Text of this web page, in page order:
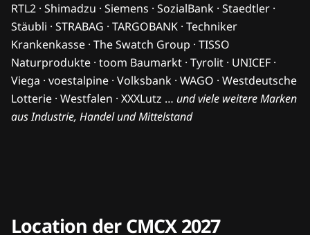
RTL2 · Shimadzu · Siemens · SozialBank · Staedtler ·
Stäubli · STRABAG · TARGOBANK · Techniker
Krankenkasse · The Swatch Group · TISSO
Naturprodukte · toom Baumarkt · Tyrolit · UNICEF ·
Viega · voestalpine · Volksbank · WAGO · Westdeutsche
Lotterie · Westfalen · XXXLutz … und viele weitere Marken
aus Industrie, Handel und Mittelstand
Location der CMCX 2027